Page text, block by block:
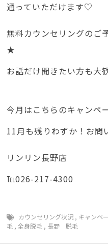
通っていただけます♡
無料カウンセリングのご
★
お話だけ聞きたい方も大
今月はこちらのキャンペ
11月も残りわずか！お問
リンリン長野店
℡026-217-4300
カウンセリング状況 , キャンペ
毛 ,全身脱毛 , 長野 脱毛